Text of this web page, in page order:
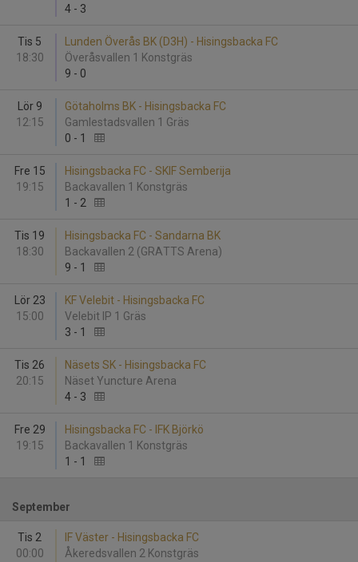
4 - 3
Tis 5
18:30
Lunden Överås BK (D3H) - Hisingsbacka FC
Överåsvallen 1 Konstgräs
9 - 0
Lör 9
12:15
Götaholms BK - Hisingsbacka FC
Gamlestadsvallen 1 Gräs
0 - 1
Fre 15
19:15
Hisingsbacka FC - SKIF Semberija
Backavallen 1 Konstgräs
1 - 2
Tis 19
18:30
Hisingsbacka FC - Sandarna BK
Backavallen 2 (GRATTS Arena)
9 - 1
Lör 23
15:00
KF Velebit - Hisingsbacka FC
Velebit IP 1 Gräs
3 - 1
Tis 26
20:15
Näsets SK - Hisingsbacka FC
Näset Yuncture Arena
4 - 3
Fre 29
19:15
Hisingsbacka FC - IFK Björkö
Backavallen 1 Konstgräs
1 - 1
September
Tis 2
00:00
IF Väster - Hisingsbacka FC
Åkeredsvallen 2 Konstgräs